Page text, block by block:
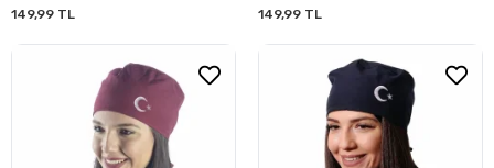
149,99 TL 149,99 TL